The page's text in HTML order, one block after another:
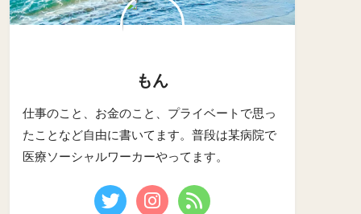
もん
仕事のこと、お金のこと、プライベートで思っ
たことなど自由に書いてます。普段は某病院で
医療ソーシャルワーカーやってます。